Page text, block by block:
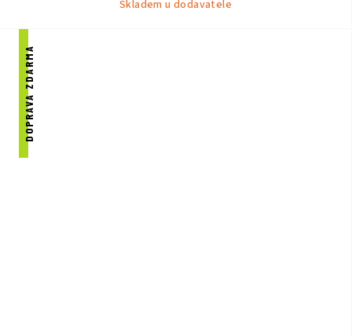
Skladem u dodavatele
DOPRAVA ZDARMA